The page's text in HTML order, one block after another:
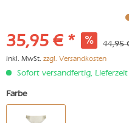
35,95 € * 44,95
inkl. MwSt. zzgl. Versandkosten
Sofort versandfertig,
Farbe